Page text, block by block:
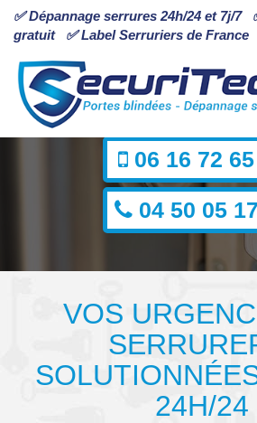
✅ Dépannage serrures 24h/24 et 7j/7
gratuit ✅ Label Serruriers de France
Dépannage d’urgence en
et région savoyarde
06 16 72
04 50 05
VOS
24H/24